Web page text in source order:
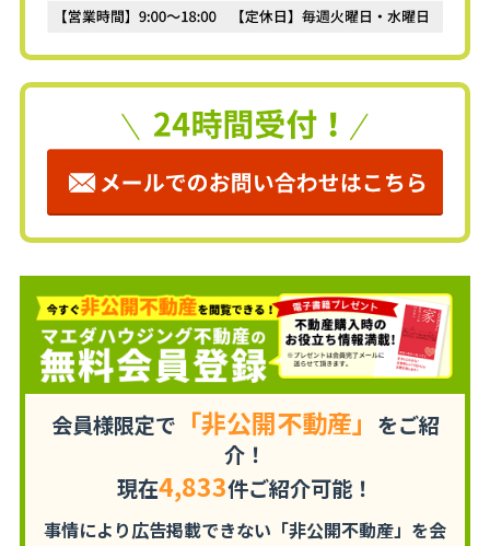
会員様限定で 「非公開不動産」 をご紹
介！
現在4,833件ご紹介可能！
事情により広告掲載できない「非公開不動産」を会